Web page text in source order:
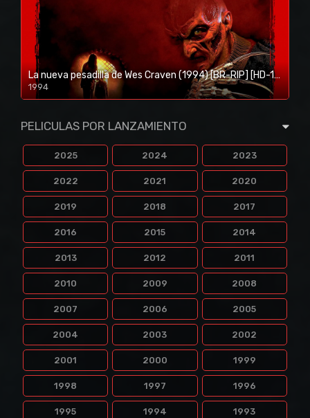
La nueva pesadilla de Wes Craven (1994) [BR-RIP] [HD-1080p]
1994
1080p/720p
PELICULAS POR LANZAMIENTO
2025 2024 2023
2022 2021 2020
2019 2018 2017
2016 2015 2014
2013 2012 2011
2010 2009 2008
2007 2006 2005
2004 2003 2002
2001 2000 1999
1998 1997 1996
1995 1994 1993